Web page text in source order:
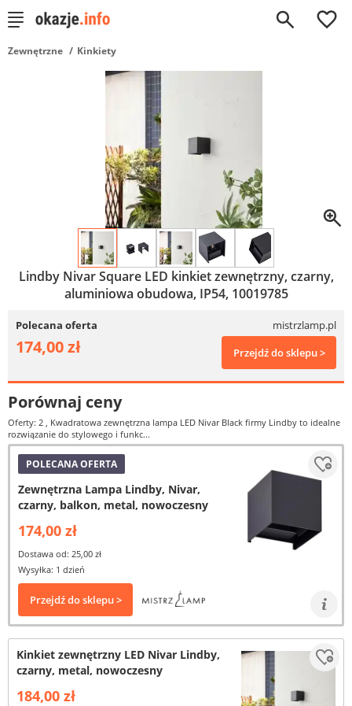
0
Zewnętrzne Kinkiety
Lindby Nivar Square LED kinkiet zewnętrzny, czarny,
aluminiowa obudowa, IP54, 10019785
Polecana oferta mistrzlamp.pl
174,00 zł Przejdź do sklepu >
Porównaj ceny
Oferty: 2 , Kwadratowa zewnętrzna lampa LED Nivar Black firmy Lindby to idealne
rozwiązanie do stylowego i funkc...
POLECANA OFERTA
Zewnętrzna Lampa Lindby, Nivar,
czarny, balkon, metal, nowoczesny
174,00 zł
Dostawa od: 25,00 zł
Wysyłka: 1 dzień
Przejdź do sklepu >
Kinkiet zewnętrzny LED Nivar Lindby,
czarny, metal, nowoczesny
184,00 zł